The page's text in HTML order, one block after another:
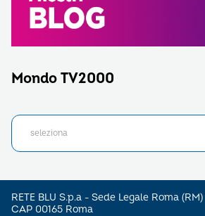
Mondo TV2000
RETE BLU S.p.a - Sede Legale Roma
CAP 00165 Roma